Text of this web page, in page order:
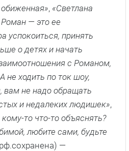
, «Светлана
Роман — это ее
успокоиться, принять
о детях и начать
с Романом,
не ходить по ток шоу,
вам не надо обращать
и недалеких людишек»,
то что-то объяснять?
любите сами, будьте
—